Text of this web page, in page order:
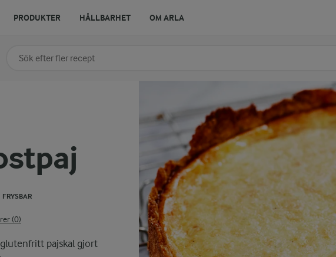
FRYSBAR
(0)
pajskal gjort
Sök på kategori eller ingrediens
PRODUKTER HÅLLBARHET OM ARLA